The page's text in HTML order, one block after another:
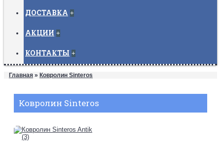
ДОСТАВКА +
АКЦИИ +
КОНТАКТЫ +
Главная » Ковролин Sinteros
Ковролин Sinteros